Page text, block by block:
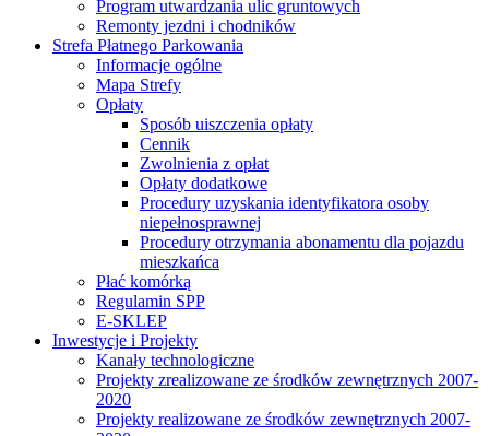
Program utwardzania ulic gruntowych
Remonty jezdni i chodników
Strefa Płatnego Parkowania
Informacje ogólne
Mapa Strefy
Opłaty
Sposób uiszczenia opłaty
Cennik
Zwolnienia z opłat
Opłaty dodatkowe
Procedury uzyskania identyfikatora osoby
niepełnosprawnej
Procedury otrzymania abonamentu dla pojazdu
mieszkańca
Płać komórką
Regulamin SPP
E-SKLEP
Inwestycje i Projekty
Kanały technologiczne
Projekty zrealizowane ze środków zewnętrznych 2007-
2020
Projekty realizowane ze środków zewnętrznych 2007-